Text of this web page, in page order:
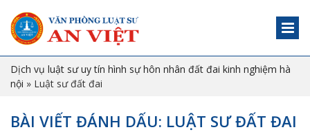
Dịch vụ luật sư uy tín hình sự hôn nhân đất đai kinh nghiệm hà
nội » Luật sư đất đai
BÀI VIẾT ĐÁNH DẤU: LUẬT SƯ ĐẤT ĐAI